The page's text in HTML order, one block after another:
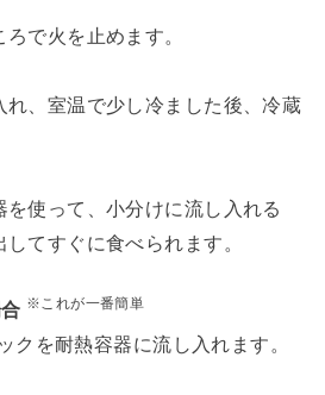
で火を止めます。
れ、室温で少し冷ました後、冷蔵
を使って、小分けに流し入れる
てすぐに食べられます。
※これが一番簡単
クを耐熱容器に流し入れます。